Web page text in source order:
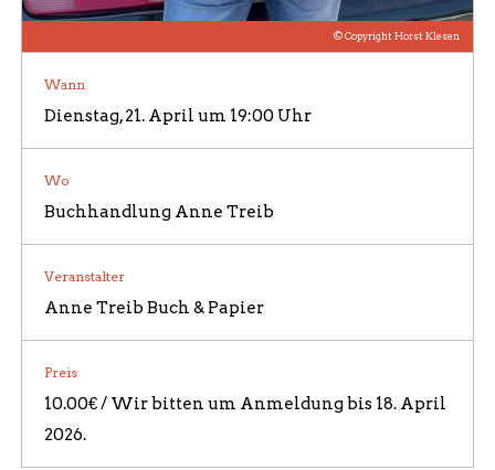
© Copyright Horst Klesen
Wann
Dienstag, 21. April um 19:00 Uhr
Wo
Buchhandlung Anne Treib
Veranstalter
Anne Treib Buch & Papier
Preis
10.00€ / Wir bitten um Anmeldung bis 18. April
2026.